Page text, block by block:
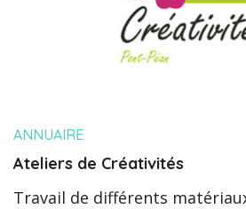
ANNUAIRE
Ateliers de Créativités
Travail de différents